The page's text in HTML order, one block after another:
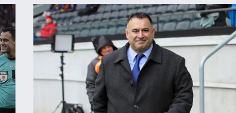
spotkań, obserwacji wygranej Pogoni w
Krakowie oraz o stanie zdrowia kluczowego
dla ofensywy Iva Rodriguesa.
06.08
11:56